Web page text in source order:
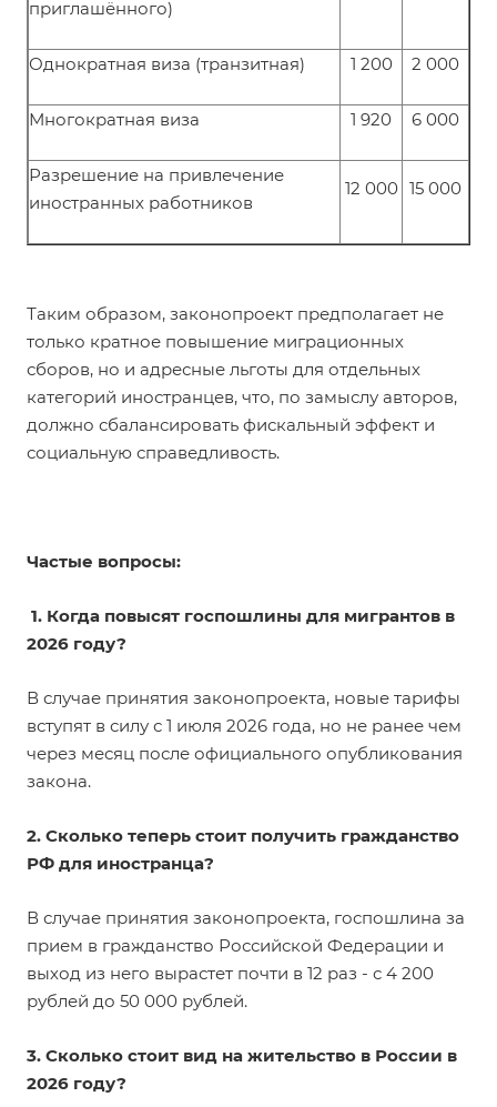
приглашённого)
Однократная виза (транзитная) 1 200 2 000
Многократная виза 1 920 6 000
Разрешение на привлечение
иностранных работников
12 000 15 000
Таким образом, законопроект предполагает не
только кратное повышение миграционных
сборов, но и адресные льготы для отдельных
категорий иностранцев, что, по замыслу авторов,
должно сбалансировать фискальный эффект и
социальную справедливость.
Частые вопросы:
1. Когда повысят госпошлины для мигрантов в
2026 году?
В случае принятия законопроекта, новые тарифы
вступят в силу с 1 июля 2026 года, но не ранее чем
через месяц после официального опубликования
закона.
2. Сколько теперь стоит получить гражданство
РФ для иностранца?
В случае принятия законопроекта, госпошлина за
прием в гражданство Российской Федерации и
выход из него вырастет почти в 12 раз - с 4 200
рублей до 50 000 рублей.
3. Сколько стоит вид на жительство в России в
2026 году?